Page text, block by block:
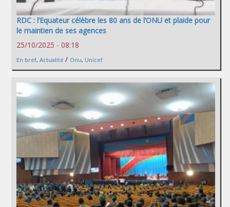
RDC : l’Equateur célèbre les 80 ans de l’ONU et plaide pour
le maintien de ses agences
25/10/2025 - 08:18
En bref, Actualité / Onu, Unicef